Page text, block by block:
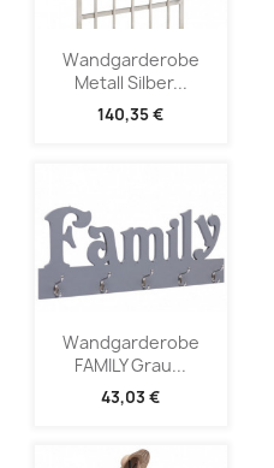
Wandgarderobe
Metall Silber...
140,35 €
Wandgarderobe
FAMILY Grau...
43,03 €